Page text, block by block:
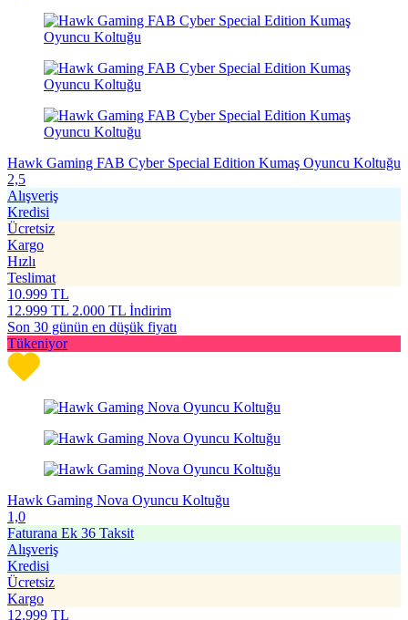
Hawk Gaming FAB Cyber Special Edition Kumaş Oyuncu Koltuğu
2,5
Alışveriş
Kredisi
Ücretsiz
Kargo
Hızlı
Teslimat
10.999 TL
12.999 TL 2.000 TL İndirim
Son 30 günün en düşük fiyatı
Tükeniyor
Hawk Gaming Nova Oyuncu Koltuğu
1,0
Faturana Ek 36 Taksit
Alışveriş
Kredisi
Ücretsiz
Kargo
12.999 TL